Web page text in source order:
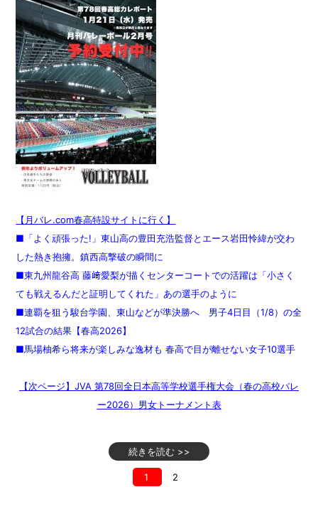
【月バレ.com春高特設サイトに行く】
■「よく頑張った!」東山高の豊田充浩監督とエース岩田怜緯が交わ
した熱き抱擁。鎮西高撃破の瞬間に
■東九州龍谷高 藤﨑愛梨が描くセンターコートでの活躍は「小さく
ても戦えるんだと証明してくれた」あの選手のように
■連覇を狙う駿台学園、東山などが準決勝へ 男子4日目（1/8）の全
12試合の結果【春高2026】
■馬場柚希ら将来が楽しみな逸材も 春高で目が離せない女子10選手
【次ページ】JVA 第78回全日本高等学校選手権大会（春の高校バレ
ー2026）男女トーナメント表
続きを読む >>
1 2